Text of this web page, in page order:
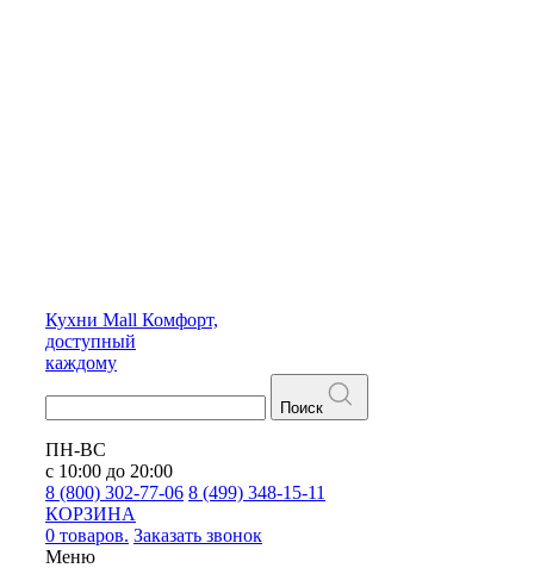
Кухни Mall Комфорт,
доступный
каждому
Поиск
ПН-ВС
с 10:00 до 20:00
8 (800) 302-77-06 8 (499) 348-15-11
КОРЗИНА
0 товаров. Заказать звонок
Меню